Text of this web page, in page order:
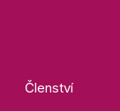
Členství